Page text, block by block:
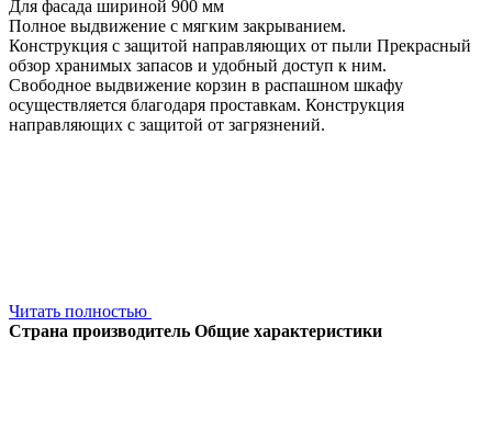
Для фасада шириной 900 мм
Полное выдвижение с мягким закрыванием.
Конструкция с защитой направляющих от пыли Прекрасный
обзор хранимых запасов и удобный доступ к ним.
Свободное выдвижение корзин в распашном шкафу
осуществляется благодаря проставкам. Конструкция
направляющих с защитой от загрязнений.
Читать полностью
Страна производитель Общие характеристики